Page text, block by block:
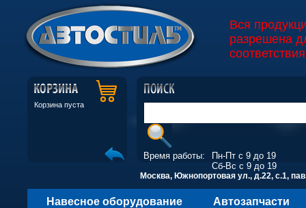
Вся
разрешена
Корзина пуста
Время работы:
Пн-Пт с 9 до 19
Сб-Вс с 9 до 19
Москва, Южнопортовая ул., д.22, с.1,
Навесное оборудование Автозапчасти